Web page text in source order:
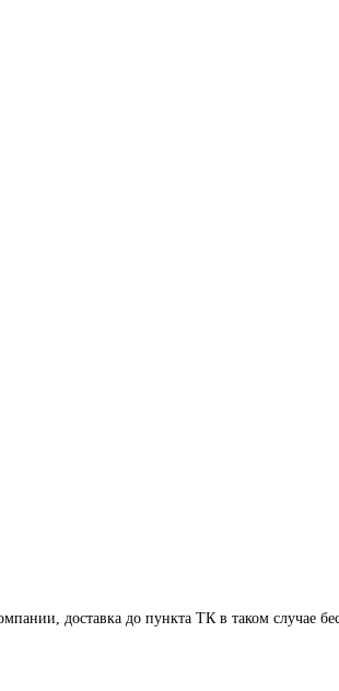
доставка до пункта ТК в таком случае